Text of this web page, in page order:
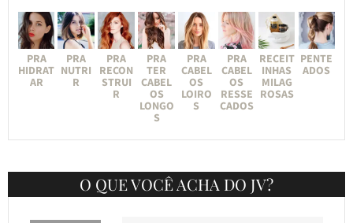
PRA
HIDRAT
AR
PRA
NUTRI
R
PRA
RECON
STRUI
R
PRA
TER
CABEL
OS
LONGO
S
PRA
CABEL
OS
LOIRO
S
PRA
CABEL
OS
RESSE
CADOS
RECEIT
INHAS
MILAG
ROSAS
PENTE
ADOS
O QUE VOCÊ ACHA DO JV?